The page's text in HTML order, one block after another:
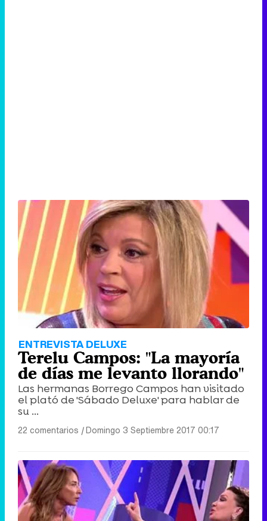
ENTREVISTA DELUXE
Terelu Campos: "La mayoría
de días me levanto llorando"
Las hermanas Borrego Campos han visitado
el plató de 'Sábado Deluxe' para hablar de
su ...
22 comentarios |Domingo 3 Septiembre 2017 00:17